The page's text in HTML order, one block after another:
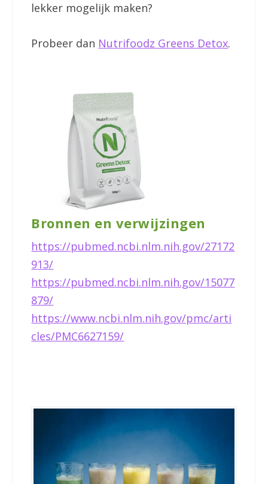
lekker mogelijk maken?
Probeer dan Nutrifoodz Greens Detox.
Bronnen en verwijzingen
https://pubmed.ncbi.nlm.nih.gov/27172
913/
https://pubmed.ncbi.nlm.nih.gov/15077
879/
https://www.ncbi.nlm.nih.gov/pmc/arti
cles/PMC6627159/